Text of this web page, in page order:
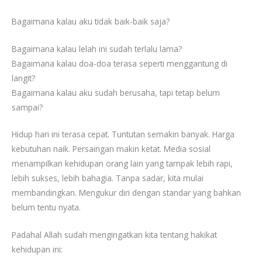
Bagaimana kalau aku tidak baik-baik saja?
Bagaimana kalau lelah ini sudah terlalu lama?
Bagaimana kalau doa-doa terasa seperti menggantung di
langit?
Bagaimana kalau aku sudah berusaha, tapi tetap belum
sampai?
Hidup hari ini terasa cepat. Tuntutan semakin banyak. Harga
kebutuhan naik. Persaingan makin ketat. Media sosial
menampilkan kehidupan orang lain yang tampak lebih rapi,
lebih sukses, lebih bahagia. Tanpa sadar, kita mulai
membandingkan. Mengukur diri dengan standar yang bahkan
belum tentu nyata.
Padahal Allah sudah mengingatkan kita tentang hakikat
kehidupan ini: